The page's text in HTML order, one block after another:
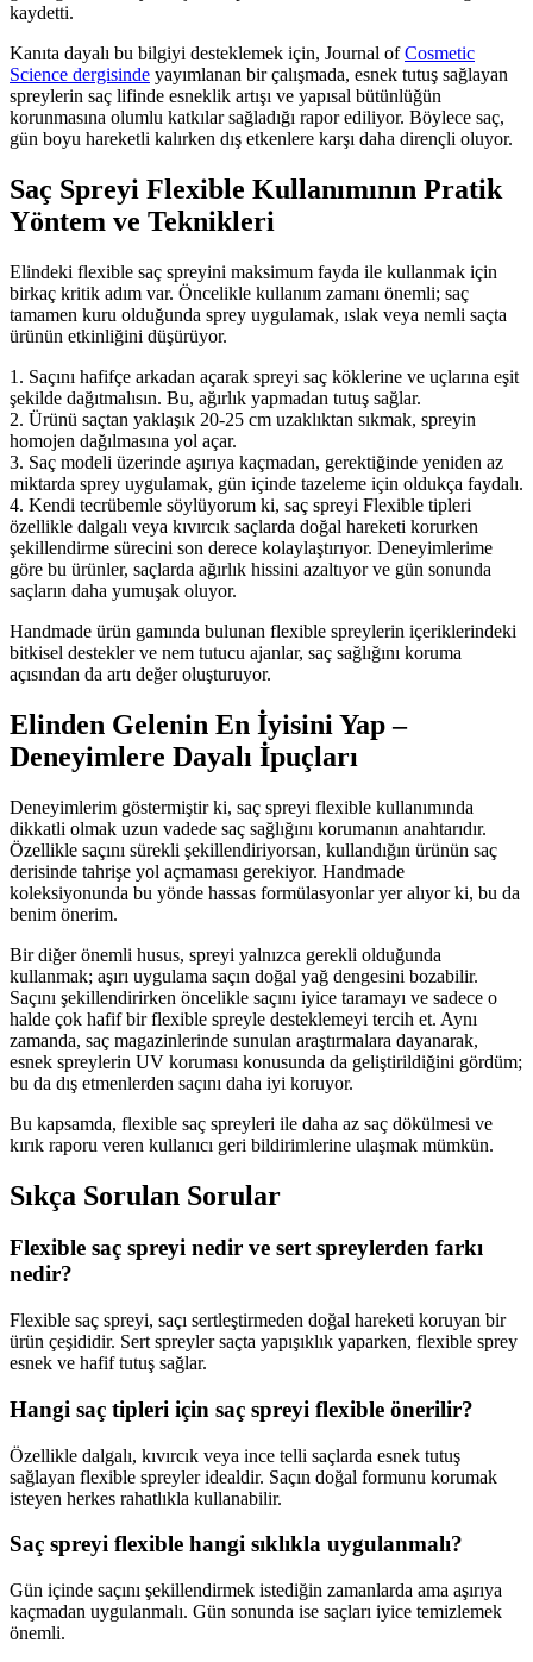
kaydetti.
Kanıta dayalı bu bilgiyi desteklemek için, Journal ofCosmetic
Science dergisinde yayımlanan bir çalışmada, esnek tutuş sağlayan
spreylerin saç lifinde esneklik artışı ve yapısal bütünlüğün
korunmasına olumlu katkılar sağladığı rapor ediliyor. Böylece saç,
gün boyu hareketli kalırken dış etkenlere karşı daha dirençli oluyor.
Saç Spreyi Flexible Kullanımının Pratik
Yöntem ve Teknikleri
Elindeki flexible saç spreyini maksimum fayda ile kullanmak için
birkaç kritik adım var. Öncelikle kullanım zamanı önemli; saç
tamamen kuru olduğunda sprey uygulamak, ıslak veya nemli saçta
ürünün etkinliğini düşürüyor.
1. Saçını hafifçe arkadan açarak spreyi saç köklerine ve uçlarına eşit
şekilde dağıtmalısın. Bu, ağırlık yapmadan tutuş sağlar.
2. Ürünü saçtan yaklaşık 20-25 cm uzaklıktan sıkmak, spreyin
homojen dağılmasına yol açar.
3. Saç modeli üzerinde aşırıya kaçmadan, gerektiğinde yeniden az
miktarda sprey uygulamak, gün içinde tazeleme için oldukça faydalı.
4. Kendi tecrübemle söylüyorum ki, saç spreyi Flexible tipleri
özellikle dalgalı veya kıvırcık saçlarda doğal hareketi korurken
şekillendirme sürecini son derece kolaylaştırıyor. Deneyimlerime
göre bu ürünler, saçlarda ağırlık hissini azaltıyor ve gün sonunda
saçların daha yumuşak oluyor.
Handmade ürün gamında bulunan flexible spreylerin içeriklerindeki
bitkisel destekler ve nem tutucu ajanlar, saç sağlığını koruma
açısından da artı değer oluşturuyor.
Elinden Gelenin En İyisini Yap –
Deneyimlere Dayalı İpuçları
Deneyimlerim göstermiştir ki, saç spreyi flexible kullanımında
dikkatli olmak uzun vadede saç sağlığını korumanın anahtarıdır.
Özellikle saçını sürekli şekillendiriyorsan, kullandığın ürünün saç
derisinde tahrişe yol açmaması gerekiyor. Handmade
koleksiyonunda bu yönde hassas formülasyonlar yer alıyor ki, bu da
benim önerim.
Bir diğer önemli husus, spreyi yalnızca gerekli olduğunda
kullanmak; aşırı uygulama saçın doğal yağ dengesini bozabilir.
Saçını şekillendirirken öncelikle saçını iyice taramayı ve sadece o
halde çok hafif bir flexible spreyle desteklemeyi tercih et. Aynı
zamanda, saç magazinlerinde sunulan araştırmalara dayanarak,
esnek spreylerin UV koruması konusunda da geliştirildiğini gördüm;
bu da dış etmenlerden saçını daha iyi koruyor.
Bu kapsamda, flexible saç spreyleri ile daha az saç dökülmesi ve
kırık raporu veren kullanıcı geri bildirimlerine ulaşmak mümkün.
Sıkça Sorulan Sorular
Flexible saç spreyi nedir ve sert spreylerden farkı
nedir?
Flexible saç spreyi, saçı sertleştirmeden doğal hareketi koruyan bir
ürün çeşididir. Sert spreyler saçta yapışıklık yaparken, flexible sprey
esnek ve hafif tutuş sağlar.
Hangi saç tipleri için saç spreyi flexible önerilir?
Özellikle dalgalı, kıvırcık veya ince telli saçlarda esnek tutuş
sağlayan flexible spreyler idealdir. Saçın doğal formunu korumak
isteyen herkes rahatlıkla kullanabilir.
Saç spreyi flexible hangi sıklıkla uygulanmalı?
Gün içinde saçını şekillendirmek istediğin zamanlarda ama aşırıya
kaçmadan uygulanmalı. Gün sonunda ise saçları iyice temizlemek
önemli.